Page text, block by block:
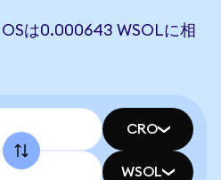
は0.000643 WSOLに相
CRO
WSOL